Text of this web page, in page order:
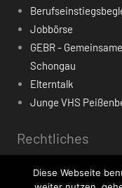
Jobbörse
GEBR -
Schongau
Elterntalk
Junge VHS
Rechtliches
Impressum
Diese Webseite